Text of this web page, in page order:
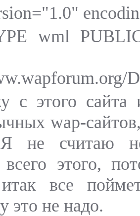
wml
с этого сайта
wap-
не считаю
всего этого,
итак все
это не надо.